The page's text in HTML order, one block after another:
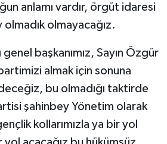
anlamı vardır, örgüt idaresi
olmayacağız.
başkanımız, Sayın Özgür
almak için sonuna
bu olmadığı taktirde
şahinbey Yönetim olarak
kollarımızla ya bir yol